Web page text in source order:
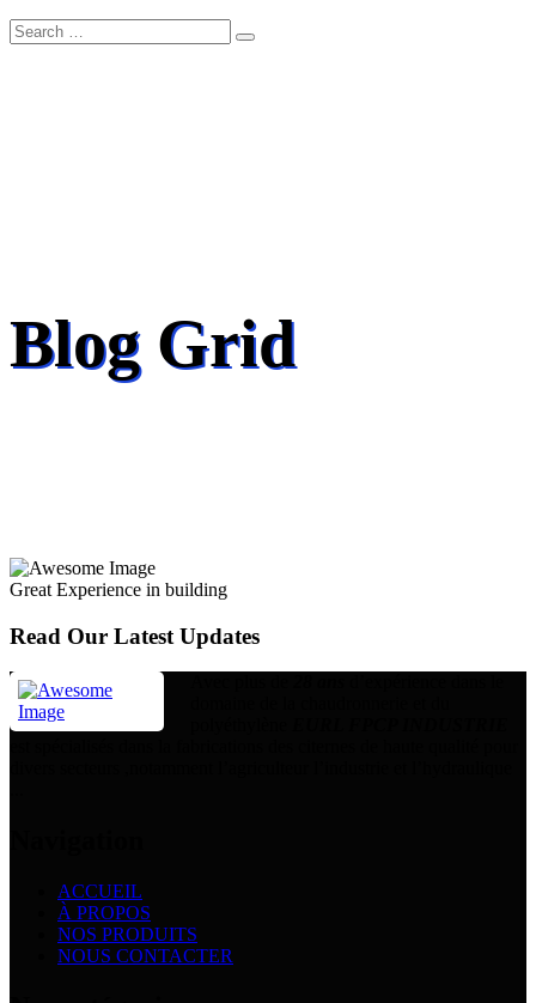
Blog Grid
Great Experience in building
Read Our Latest Updates
ACCUEIL
À PROPOS
NOS PRODUITS
NOUS CONTACTER